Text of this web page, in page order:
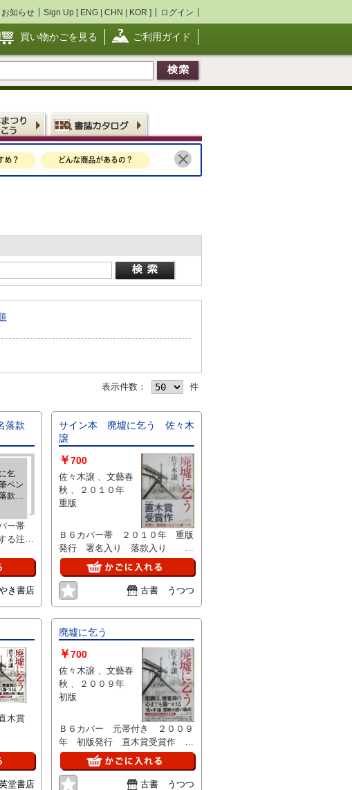
お知らせ Sign Up [ ENG | CHN | KOR ] ログイン
買い物かごを見る ご利用ガイド
表示件数： 件
落款
乞
ペン
款
ー帯
る注
並）」
本の古
表記が
の扱う
な区分
な）
で下さ
まして
て下さ
特に問
き書店
サイン本 廃墟に乞う 佐々木
譲
￥700
佐々木譲 、文藝春
秋 、２０１０年
重版
Ｂ６カバー帯 ２０１０年 重版
発行 署名入り 落款入り 直
木賞受賞作
古書 うつつ
木賞
堂書店
廃墟に乞う
￥700
佐々木譲 、文藝春
秋 、２００９年
初版
Ｂ６カバー 元帯付き ２００９
年 初版発行 直木賞受賞作 良
好 古書店値札はがし跡なし
古書 うつつ